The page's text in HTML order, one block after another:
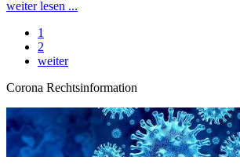
weiter lesen ...
1
2
weiter
Corona Rechtsinformation